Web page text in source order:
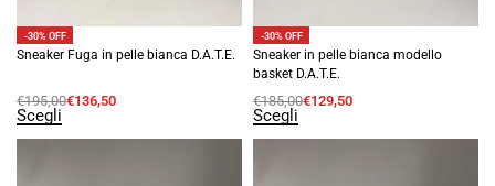
-30% OFF
Sneaker Fuga in pelle bianca D.A.T.E.
€195,00€136,50
Scegli
-30% OFF
Sneaker in pelle bianca modello
basket D.A.T.E.
€185,00€129,50
Scegli